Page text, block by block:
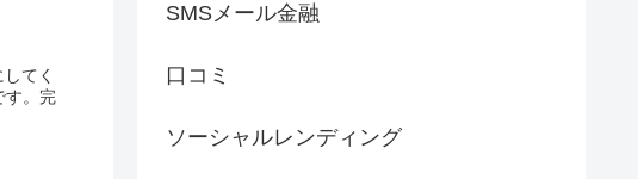
てく
す。完
SMSメール金融
口コミ
ソーシャルレンディング